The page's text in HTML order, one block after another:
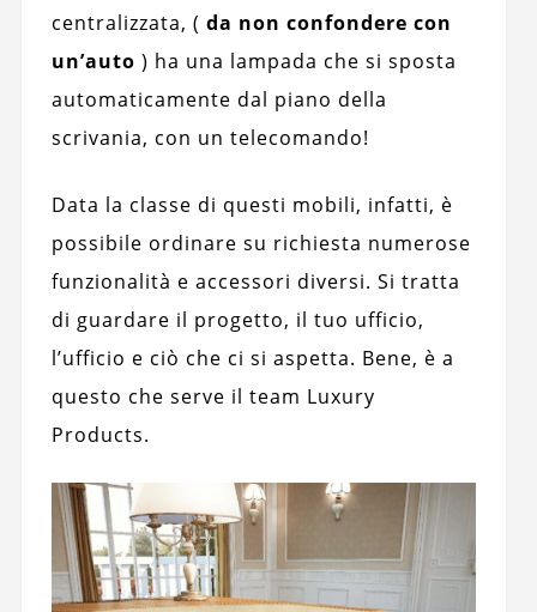
centralizzata, ( da non confondere con
un’auto ) ha una lampada che si sposta
automaticamente dal piano della
scrivania, con un telecomando!
Data la classe di questi mobili, infatti, è
possibile ordinare su richiesta numerose
funzionalità e accessori diversi. Si tratta
di guardare il progetto, il tuo ufficio,
l’ufficio e ciò che ci si aspetta. Bene, è a
questo che serve il team Luxury
Products.